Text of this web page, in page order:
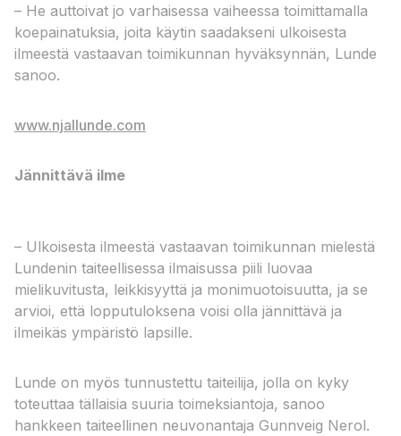
– He auttoivat jo varhaisessa vaiheessa toimittamalla
koepainatuksia, joita käytin saadakseni ulkoisesta
ilmeestä vastaavan toimikunnan hyväksynnän, Lunde
sanoo.
www.njallunde.com
Jännittävä ilme
– Ulkoisesta ilmeestä vastaavan toimikunnan mielestä
Lundenin taiteellisessa ilmaisussa piili luovaa
mielikuvitusta, leikkisyyttä ja monimuotoisuutta, ja se
arvioi, että lopputuloksena voisi olla jännittävä ja
ilmeikäs ympäristö lapsille.
Lunde on myös tunnustettu taiteilija, jolla on kyky
toteuttaa tällaisia suuria toimeksiantoja, sanoo
hankkeen taiteellinen neuvonantaja Gunnveig Nerol.